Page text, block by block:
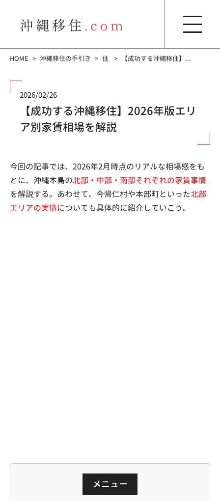
HOME 沖縄移住の手引き 住 【成功する沖縄移住】...
2026/02/26
【成功する沖縄移住】2026年版エリ
ア別家賃相場を解説
今回の記事では、2026年2月時点のリアルな相場感をも
とに、沖縄本島の北部・中部・南部それぞれの家賃事情
を解説する。あわせて、今帰仁村や本部町といった北部
エリアの実情についても具体的に紹介していこう。
メニュー